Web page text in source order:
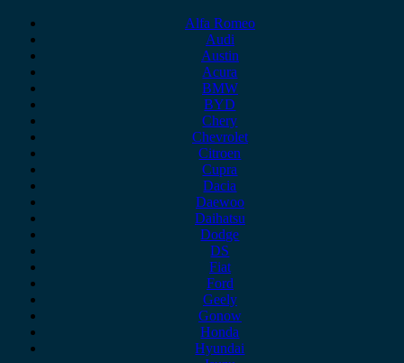
Alfa Romeo
Audi
Austin
Acura
BMW
BYD
Chery
Chevrolet
Citroen
Cupra
Dacia
Daewoo
Daihatsu
Dodge
DS
Fiat
Ford
Geely
Gonow
Honda
Hyundai